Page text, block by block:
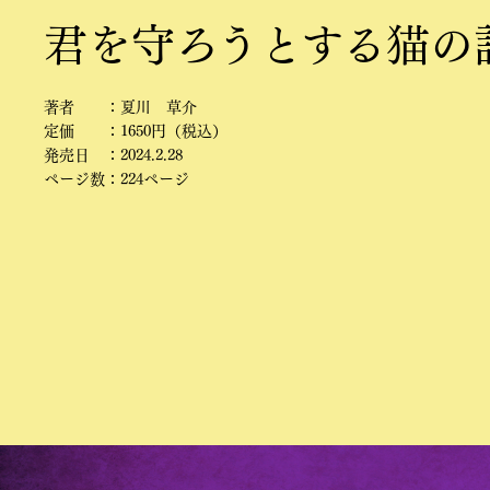
君を守ろうとする猫の
著者 ：夏川 草介
定価 ：1650円（税込）
発売日 ：2024.2.28
ページ数：224ページ